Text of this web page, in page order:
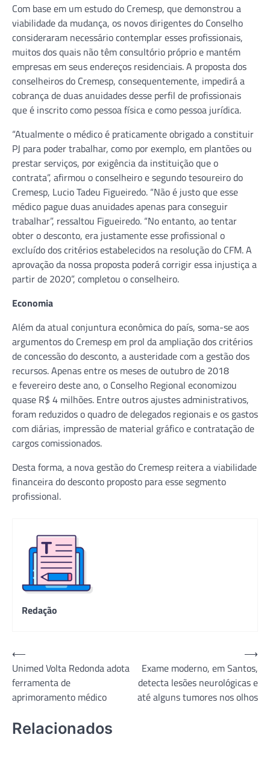
Com base em um estudo do Cremesp, que demonstrou a
viabilidade da mudança, os novos dirigentes do Conselho
consideraram necessário contemplar esses profissionais,
muitos dos quais não têm consultório próprio e mantém
empresas em seus endereços residenciais. A proposta dos
conselheiros do Cremesp, consequentemente, impedirá a
cobrança de duas anuidades desse perfil de profissionais
que é inscrito como pessoa física e como pessoa jurídica.
“Atualmente o médico é praticamente obrigado a constituir
PJ para poder trabalhar, como por exemplo, em plantões ou
prestar serviços, por exigência da instituição que o
contrata”, afirmou o conselheiro e segundo tesoureiro do
Cremesp, Lucio Tadeu Figueiredo. “Não é justo que esse
médico pague duas anuidades apenas para conseguir
trabalhar”, ressaltou Figueiredo. “No entanto, ao tentar
obter o desconto, era justamente esse profissional o
excluído dos critérios estabelecidos na resolução do CFM. A
aprovação da nossa proposta poderá corrigir essa injustiça a
partir de 2020”, completou o conselheiro.
Economia
Além da atual conjuntura econômica do país, soma-se aos
argumentos do Cremesp em prol da ampliação dos critérios
de concessão do desconto, a austeridade com a gestão dos
recursos. Apenas entre os meses de outubro de 2018
e fevereiro deste ano, o Conselho Regional economizou
quase R$ 4 milhões. Entre outros ajustes administrativos,
foram reduzidos o quadro de delegados regionais e os gastos
com diárias, impressão de material gráfico e contratação de
cargos comissionados.
Desta forma, a nova gestão do Cremesp reitera a viabilidade
financeira do desconto proposto para esse segmento
profissional.
Redação
Navegação
de
Post
⟵
Unimed Volta Redonda adota
ferramenta de
aprimoramento médico
Exame moderno, em Santos,
detecta lesões neurológicas e
até alguns tumores nos olhos
⟶
Relacionados